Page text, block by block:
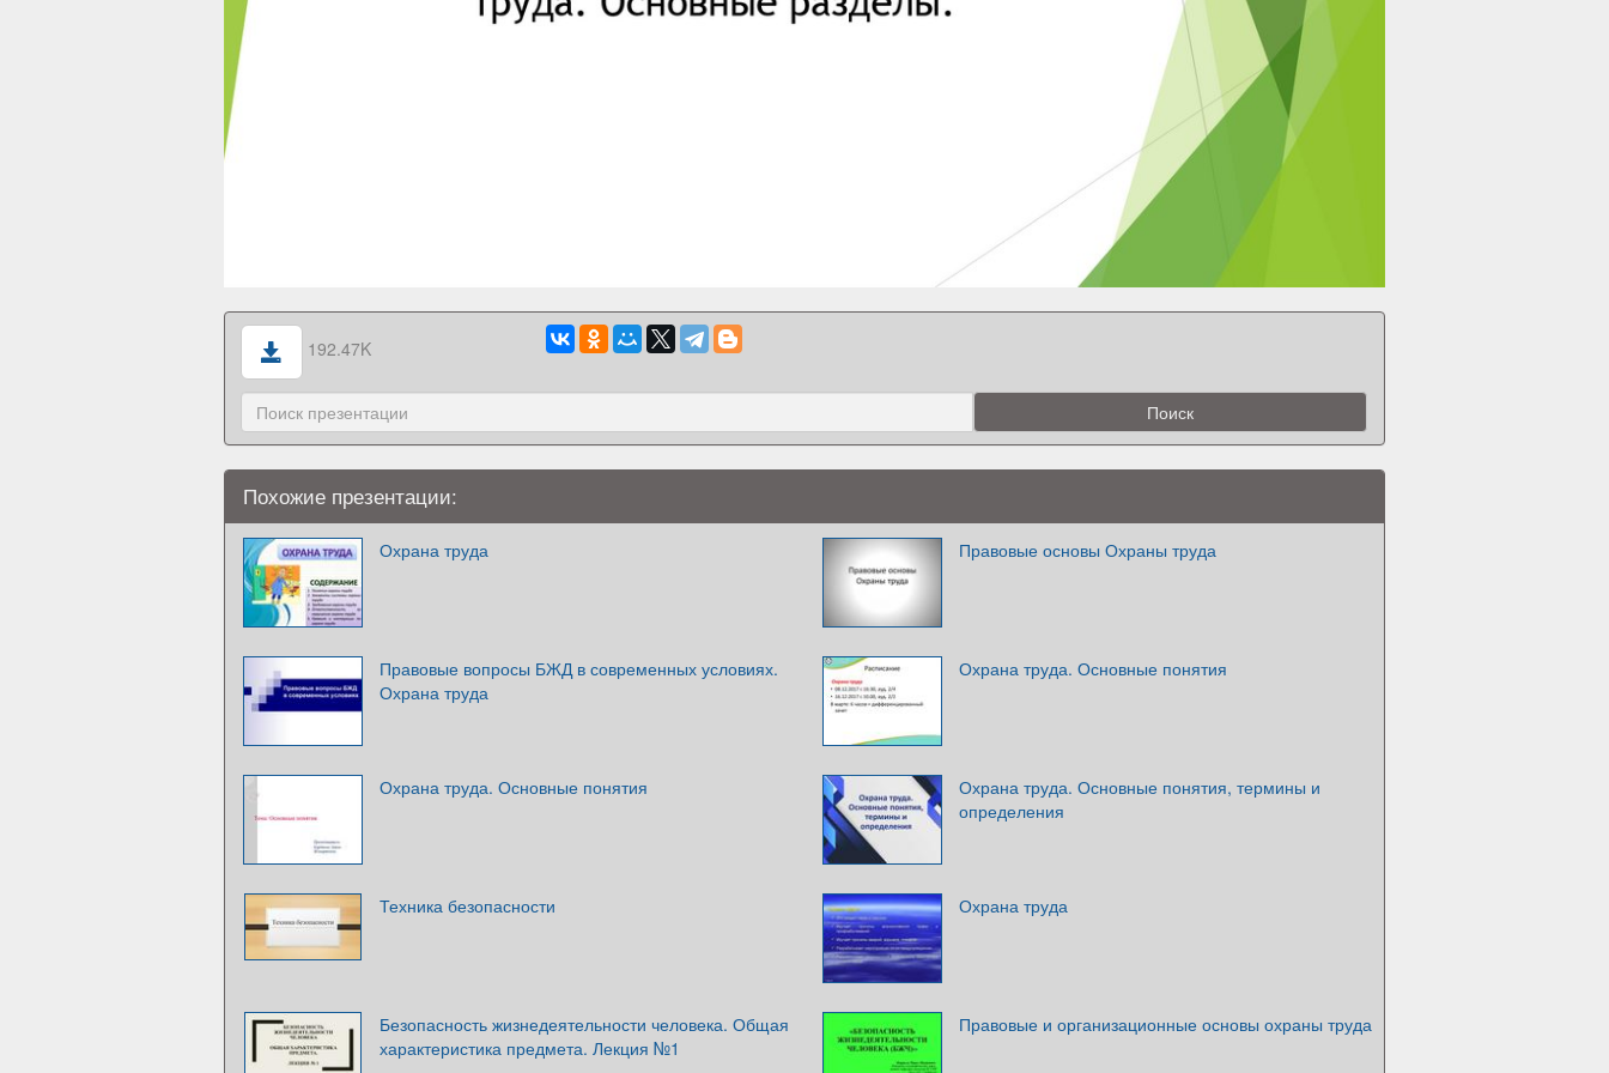
192.47K
Похожие презентации:
Охрана труда Правовые основы Охраны труда
Правовые вопросы БЖД в современных условиях.
Охрана труда
Охрана труда. Основные понятия
Охрана труда. Основные понятия
Охрана труда. Основные понятия, термины и
определения
Техника безопасности Охрана труда
Безопасность жизнедеятельности человека. Общая
характеристика предмета. Лекция №1
Правовые и организационные основы охраны труда